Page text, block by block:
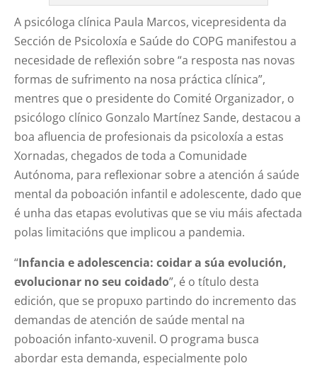
A psicóloga clínica Paula Marcos, vicepresidenta da
Sección de Psicoloxía e Saúde do COPG manifestou a
necesidade de reflexión sobre “a resposta nas novas
formas de sufrimento na nosa práctica clínica”,
mentres que o presidente do Comité Organizador, o
psicólogo clínico Gonzalo Martínez Sande, destacou a
boa afluencia de profesionais da psicoloxía a estas
Xornadas, chegados de toda a Comunidade
Autónoma, para reflexionar sobre a atención á saúde
mental da poboación infantil e adolescente, dado que
é unha das etapas evolutivas que se viu máis afectada
polas limitacións que implicou a pandemia.
“Infancia e adolescencia: coidar a súa evolución,
evolucionar no seu coidado”, é o título desta
edición, que se propuxo partindo do incremento das
demandas de atención de saúde mental na
poboación infanto-xuvenil. O programa busca
abordar esta demanda, especialmente polo